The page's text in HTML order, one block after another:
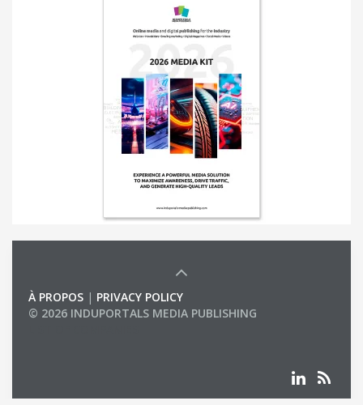
À PROPOS | PRIVACY POLICY
© 2026 INDUPORTALS MEDIA PUBLISHING